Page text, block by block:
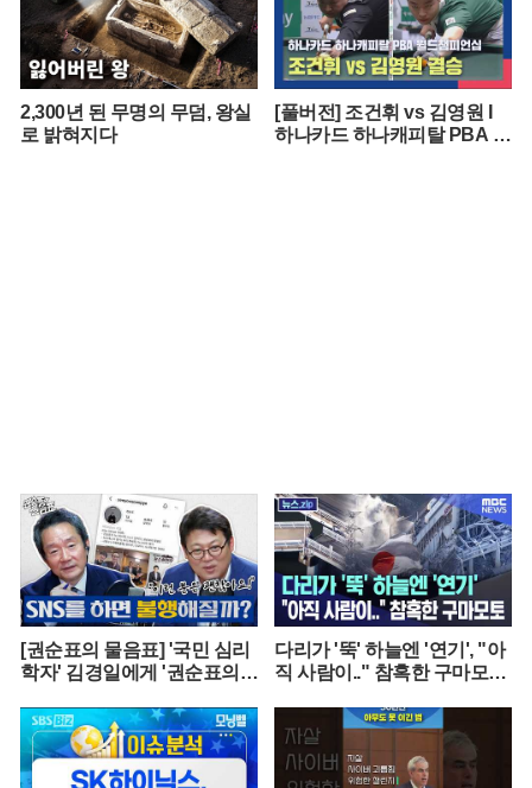
2,300년 된 무명의 무덤, 왕실
로 밝혀지다
[풀버전] 조건휘 vs 김영원 I
하나카드 하나캐피탈 PBA 월
[권순표의 물음표] '국민 심리
학자' 김경일에게 '권순표의
다리가 '뚝' 하늘엔 '연기', "아
직 사람이.." 참혹한 구마모토